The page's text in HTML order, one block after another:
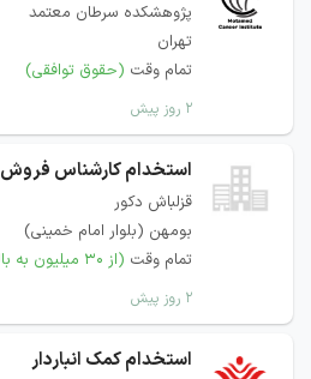
پژوهشکده سرطان معتمد
تهران
تمام وقت (حقوق توافقی)
۲ روز پیش
استخدام کارشناس فروش
قزلباش دکور
بومهن (بلوار امام خمینی)
تمام وقت (از ۳۰ میلیون به بالا)
۲ روز پیش
استخدام كمک انباردار